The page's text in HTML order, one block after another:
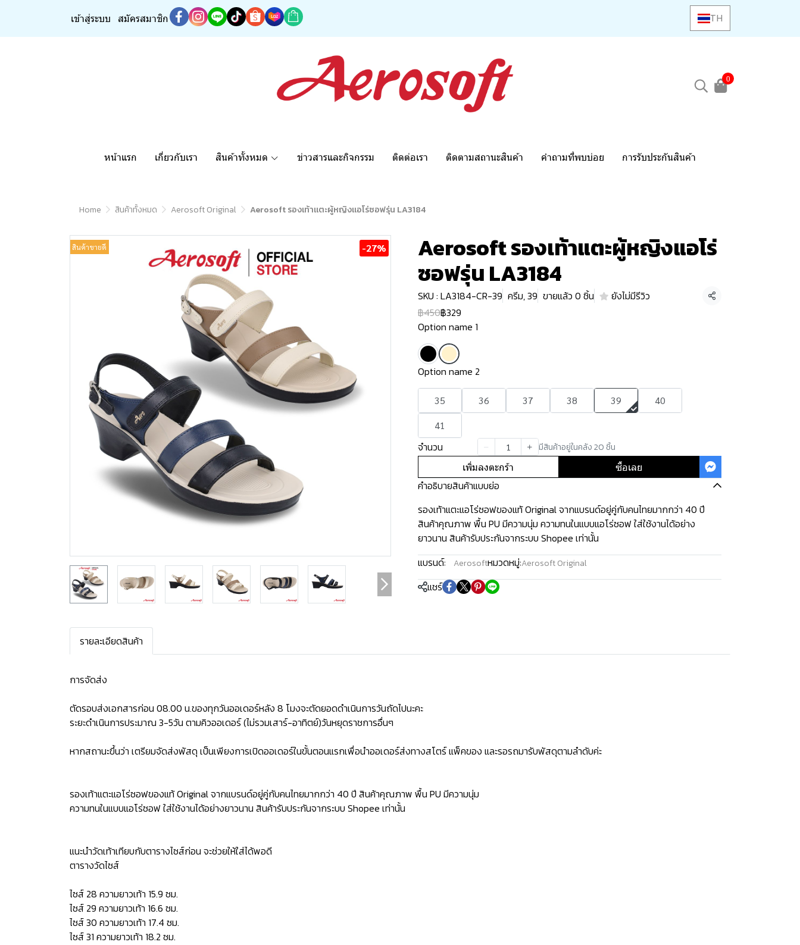
เข้าสู่ระบบ สมัครสมาชิก TH
0
หน้าแรก เกี่ยวกับเรา สินค้าทั้งหมด ข่าวสารและกิจกรรม ติดต่อเรา ติดตามสถานะสินค้า คำถามที่พบบ่อย การรับประกันสินค้า
Home สินค้าทั้งหมด Aerosoft Original Aerosoft รองเท้าแตะผู้หญิงแอโร่ซอฟรุ่น LA3184
สินค้าขายดี -27% Aerosoft รองเท้าแตะผู้หญิงแอโร่
ซอฟรุ่น LA3184
SKU : LA3184-CR-39 ครีม, 39 ขายแล้ว 0 ชิ้น ยังไม่มีรีวิว แชร์
฿450฿329
Option name 1
Option name 2
35 36 37 38 39
40
41
จำนวน
มีสินค้าอยู่ในคลัง 20 ชิ้น
เพิ่มลงตะกร้า
ซื้อเลย
คำอธิบายสินค้าแบบย่อ
รองเท้าแตะแอโร่ซอฟของแท้ Original จากแบรนด์อยู่คู่กับคนไทยมากกว่า 40 ปี
สินค้าคุณภาพ พื้น PU มีความนุ่ม ความทนในแบบแอโร่ซอฟ ใส่ใช้งานได้อย่าง
ยาวนาน สินค้ารับประกันจากระบบ Shopee เท่านั้น
แบรนด์:
Aerosoftหมวดหมู่:Aerosoft Original
แชร์
รายละเอียดสินค้า
การจัดส่ง
ตัดรอบส่งเอกสารก่อน 08.00 น.ของทุกวันออเดอร์หลัง 8 โมงจะตัดยอดดำเนินการวันถัดไปนะคะ
ระยะดำเนินการประมาณ 3-5วัน ตามคิวออเดอร์ (ไม่รวมเสาร์-อาทิตย์)วันหยุดราชการอื่นๆ
หากสถานะขึ้นว่า เตรียมจัดส่งพัสดุ เป็นเพียงการเปิดออเดอร์ในขั้นตอนแรกเพื่อนำออเดอร์ส่งทางสโตร์ แพ็คของ และรอรถมารับพัสดุตามลำดับค่ะ
รองเท้าแตะแอโร่ซอฟของแท้ Original จากแบรนด์อยู่คู่กับคนไทยมากกว่า 40 ปี สินค้าคุณภาพ พื้น PU มีความนุ่ม
ความทนในแบบแอโร่ซอฟ ใส่ใช้งานได้อย่างยาวนาน สินค้ารับประกันจากระบบ Shopee เท่านั้น
แนะนำวัดเท้าเทียบกับตารางไซส์ก่อน จะช่วยให้ใส่ได้พอดี
ตารางวัดไซส์
ไซส์ 28 ความยาวเท้า 15.9 ซม.
ไซส์ 29 ความยาวเท้า 16.6 ซม.
ไซส์ 30 ความยาวเท้า 17.4 ซม.
ไซส์ 31 ความยาวเท้า 18.2 ซม.